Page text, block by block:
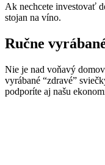
Ak nechcete investovať
stojan na víno.
Ručne
Nie je nad voňavý
vyrábané “zdravé”
podporíte aj našu